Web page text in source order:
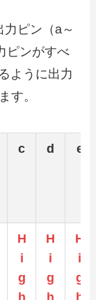
ピン（a～
ピンがすべ
ように出力
す。
c d e
H
i
g
H
i
g
H
i
g